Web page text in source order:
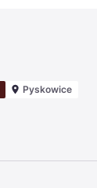
Pyskowice